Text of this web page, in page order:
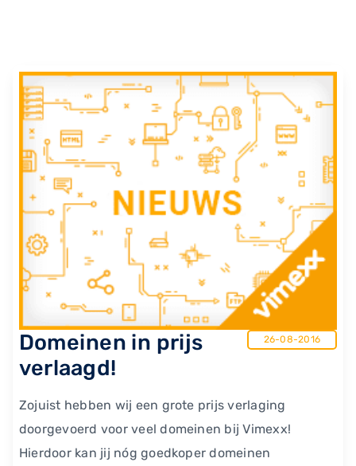
Domeinen in prijs
verlaagd!
26-08-2016
Zojuist hebben wij een grote prijs verlaging
doorgevoerd voor veel domeinen bij Vimexx!
Hierdoor kan jij nóg goedkoper domeinen